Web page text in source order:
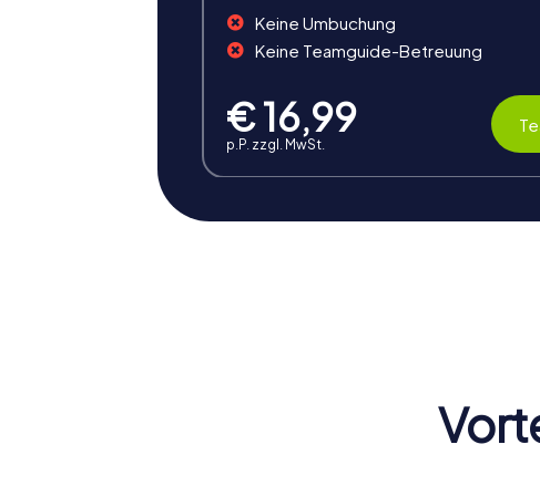
Das Xmas Adventure in Hungen ist die
Schatzsuche und lüftet das Geheimnis des
Vorteile eines Teambuilding
Keine Umbuchung
Keine Teamguide-Betreuung
€ 16,99
p.P. zzgl. MwSt.